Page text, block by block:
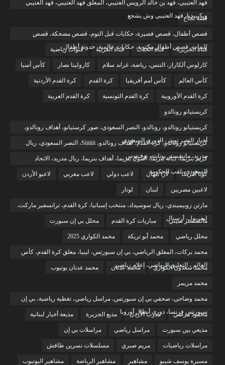
فهد العتيبي، فهد بن خالد الرويس العتيبي، المعلق فهد العتيبي، فهد العتيبي
ويكيبيديا، فهد العتيبي وش يشجع
قصة نجاح
قصص أطفال، قصص قصيرة، حكايات قبل النوم، قصص مضحكة، قصص
للبنات، قصص أطفال مكتوبة، حكايات عالمية، حدوتة أطفال
قناة الجزيرة قناة الحدث قناة العربية قنوات رياضية
كارلوس ألكاراز، التنس، رياضة، غراند سلام كارولينا نصار كأس آسيا
كأس العالم كأس أمم أفريقيا كرة القدم كرة القدم الأردنية
كرة القدم الأوروبية كرة القدم التونسية كرة القدم العربية
كريستيانو رونالدو
كريستيانو رونالدو، رونالدو، النصر السعودي، صور كرستيانو، أهداف رونالدو،
أخبار النصر تويتر، الدوري السعودي
كريستيانو رونالدو، كرة القدم، أهداف رونالدو، Siiiiiii، النصر السعودي، ريال
مدريد، مانشستر يونايتد، يوفنتوس
كريم بنزيما، ديانة بنزيما، أصول بنزيما، أهداف بنزيما، ريال مدريد، الاتحاد
السعودي، لقب الحكومة
كوبا أمريكا لارا نبهان لاعب دولي لاعب مغربي لاعبو الأردن
لاعبين مصريين لبنان لوتار
مارتن زوبيميندي، ريال سوسيداد، منتخب إسبانيا، كرة القدم، ترانسفير ماركت،
ليفربول، أرسنال
مانشستر سيتي مباريات كرة القدم محلل بي إن سبورت
محلل رياضي محمد أبو تريكة محمد الكواري 2025
محمد بركات، المعلق الرياضي، بي إن سبورتس، ليبيا، معلق كرة القدم، كأس
العالم ، التعليق الرياضي، إعلام رياضي
محمد سعدون الكواري محمد عدنان محمد عدنان يوتيوب
محمد مزيمز
محمد وضاحي، صحفي بي إن سبورتس، مراسل رياضي، تغطية رياضية، بي إن
سبورتس فرنسا، دوري أبطال أوروبا
محمود مرضي مدرب الأردن مذيع الجزيرة مذيعة أخبار لبنانية
مذيعي بين سبورت مراسل رياضي مراسلات بي إن
مراسلات رياضيات مريم صبري مسلسلات نسرين طافش
مسيرة يوسف شيبو مشاهير مشاهير الرياضة مشاهير اليوتيوب